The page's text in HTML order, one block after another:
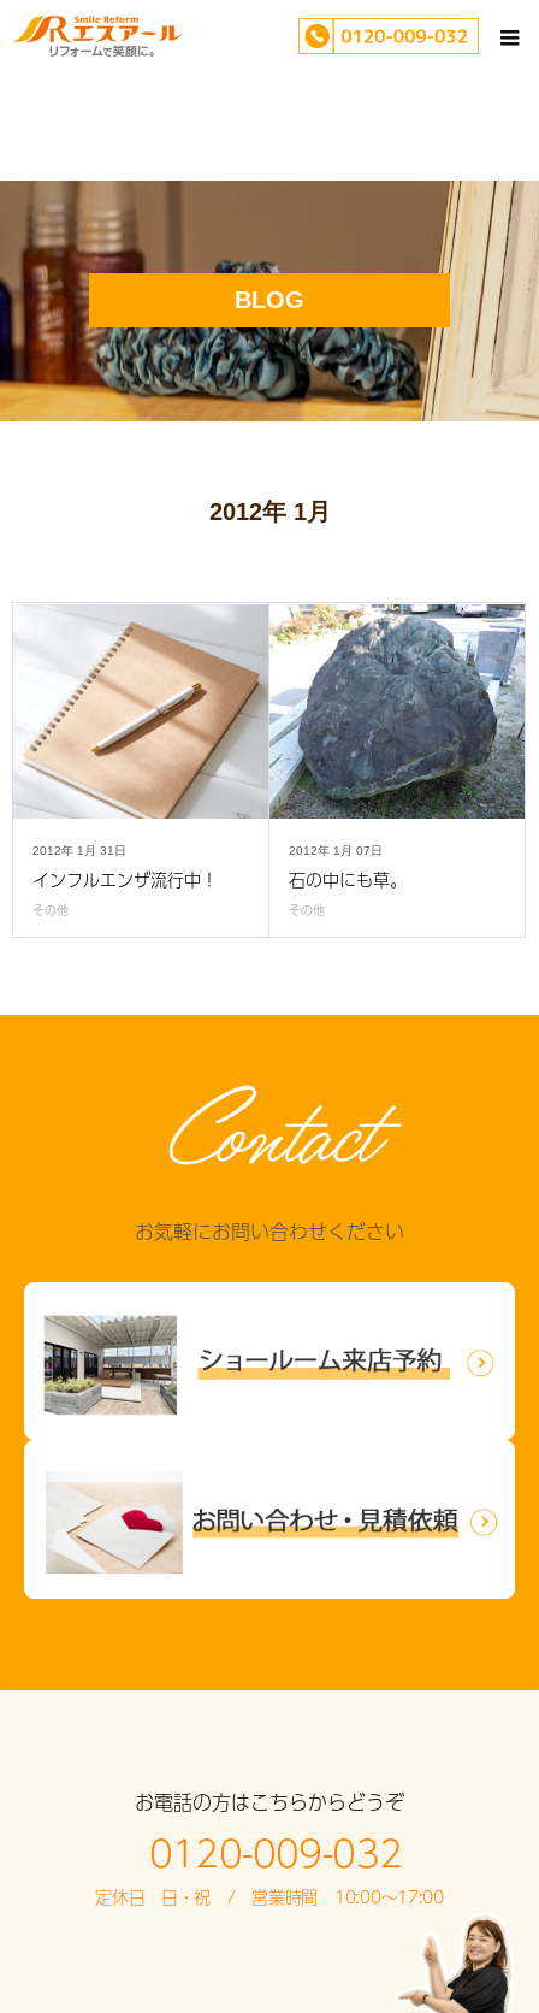
BLOG
2012年 1月
2012年 1月 31日
インフルエンザ流行中！
その他
2012年 1月 07日
石の中にも草。
その他
Contact
お気軽にお問い合わせください
お電話の方はこちらからどうぞ
0120-009-032
定休日 日・祝 / 営業時間 10:00～17:00